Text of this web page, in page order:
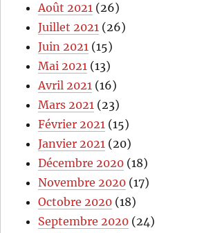
Août 2021 (26)
Juillet 2021 (26)
Juin 2021 (15)
Mai 2021 (13)
Avril 2021 (16)
Mars 2021 (23)
Février 2021 (15)
Janvier 2021 (20)
Décembre 2020 (18)
Novembre 2020 (17)
Octobre 2020 (18)
Septembre 2020 (24)